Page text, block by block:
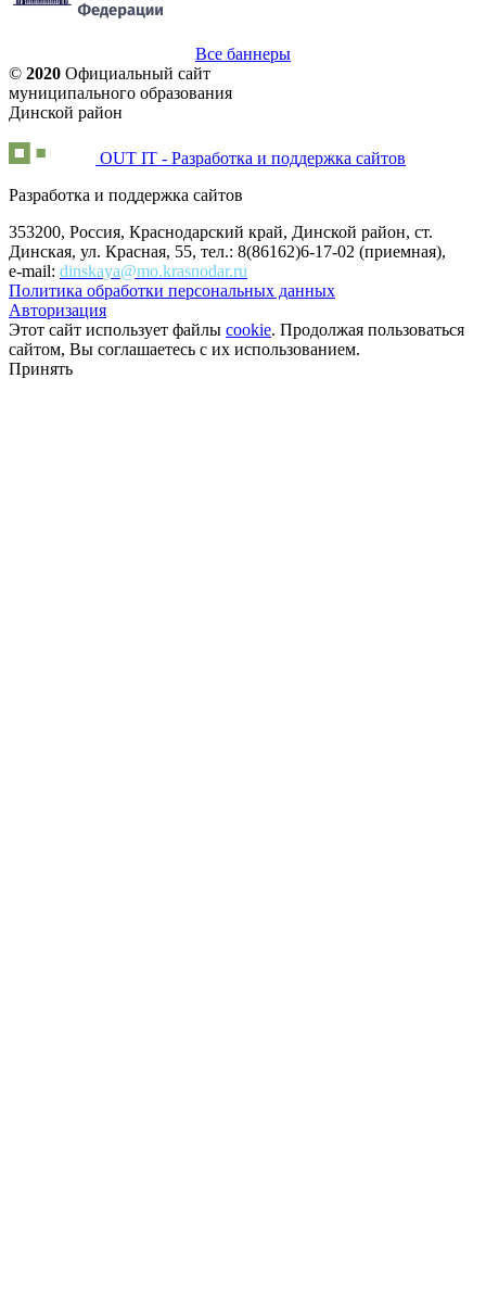
Все баннеры
© 2020 Официальный сайт
муниципального образования
Динской район
OUT IT - Разработка и поддержка сайтов
Разработка и поддержка сайтов
353200, Россия, Краснодарский край, Динской район, ст.
Динская, ул. Красная, 55, тел.: 8(86162)6-17-02 (приемная),
e-mail: dinskaya@mo.krasnodar.ru
Политика обработки персональных данных
Авторизация
Этот сайт использует файлы cookie. Продолжая пользоваться
сайтом, Вы соглашаетесь с их использованием.
Принять